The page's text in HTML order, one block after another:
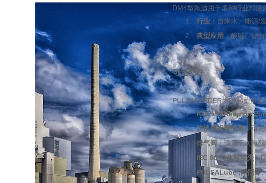
DM4型泵适用于多种行业和应
行业 ：自来水、能源/
典型应用 ：酸碱、漂
可选配件
PULSAFEEDER为DM4型泵
KOPkit (Keep on
防泄漏报警装置：可
排气阀：适用于次氯
IEC 80 马达转接头：
PULSALube 润滑油